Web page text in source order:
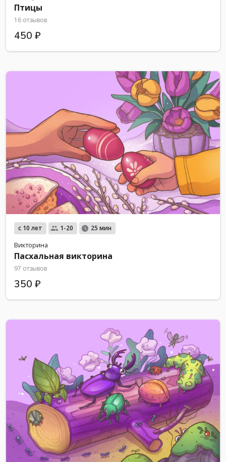
Птицы
16 отзывов
450 ₽
с 10 лет 1-20 25 мин
Викторина
Пасхальная викторина
97 отзывов
350 ₽